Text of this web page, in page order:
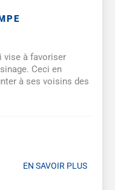
vise à favoriser
Ceci en
à ses voisins des
EN SAVOIR PLUS